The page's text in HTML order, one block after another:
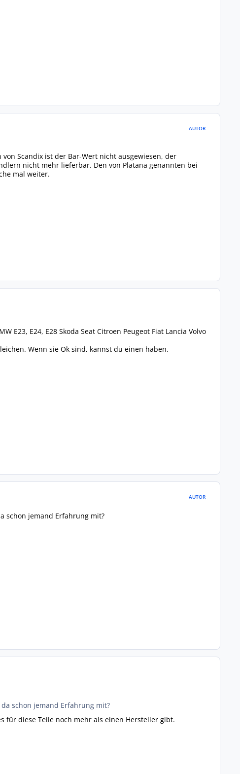
AUTOR
Scandix ist der Bar-Wert nicht ausgewiesen, der
nicht mehr lieferbar. Den von Platana genannten bei
mal weiter.
E23, E24, E28 Skoda Seat Citroen Peugeot Fiat Lancia Volvo
Wenn sie Ok sind, kannst du einen haben.
AUTOR
schon jemand Erfahrung mit?
schon jemand Erfahrung mit?
für diese Teile noch mehr als einen Hersteller gibt.